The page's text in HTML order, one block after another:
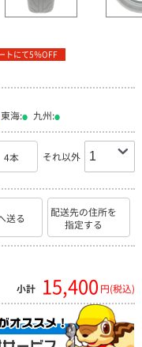
トにて5％OFF
東海: 九州:
4本 それ以外
送る
配送先の住所を
指定する
小計 15,400 円(税込)